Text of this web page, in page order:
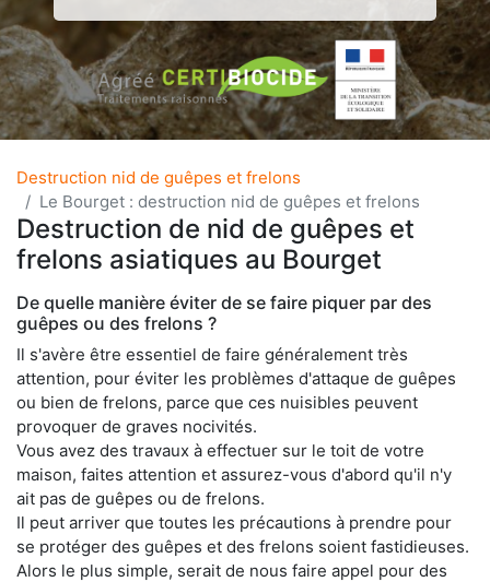
Destruction nid de guêpes et frelons
Le Bourget : destruction nid de guêpes et frelons
Destruction de nid de guêpes et
frelons asiatiques au Bourget
De quelle manière éviter de se faire piquer par des
guêpes ou des frelons ?
Il s'avère être essentiel de faire généralement très
attention, pour éviter les problèmes d'attaque de guêpes
ou bien de frelons, parce que ces nuisibles peuvent
provoquer de graves nocivités.
Vous avez des travaux à effectuer sur le toit de votre
maison, faites attention et assurez-vous d'abord qu'il n'y
ait pas de guêpes ou de frelons.
Il peut arriver que toutes les précautions à prendre pour
se protéger des guêpes et des frelons soient fastidieuses.
Alors le plus simple, serait de nous faire appel pour des